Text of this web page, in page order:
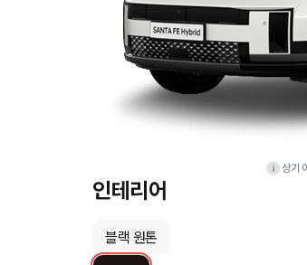
상기
인테리어
블랙 원톤